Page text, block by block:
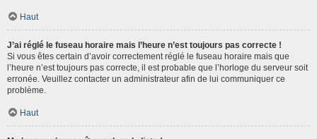
Haut
J’ai réglé le fuseau horaire mais l’heure n’est toujours pas correcte !
Si vous êtes certain d’avoir correctement réglé le fuseau horaire mais que
l’heure n’est toujours pas correcte, il est probable que l’horloge du serveur soit
erronée. Veuillez contacter un administrateur afin de lui communiquer ce
problème.
Haut